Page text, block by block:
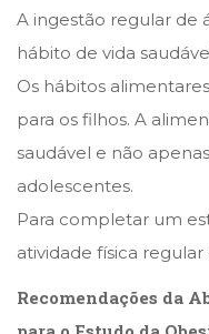
A ingestão regular de
hábito de vida
Os hábitos
para os filhos. A
saudável e não
adolescentes.
Para completar um
atividade física regular
Recomendações da